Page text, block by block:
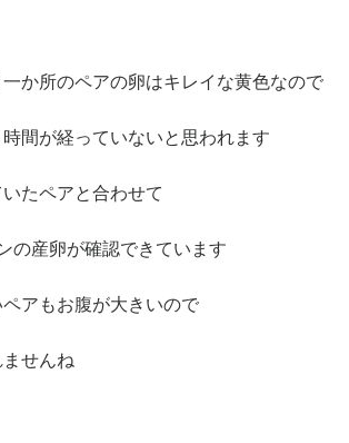
か所のペアの卵はキレイな黄色なので
間が経っていないと思われます
たペアと合わせて
の産卵が確認できています
アもお腹が大きいので
せんね